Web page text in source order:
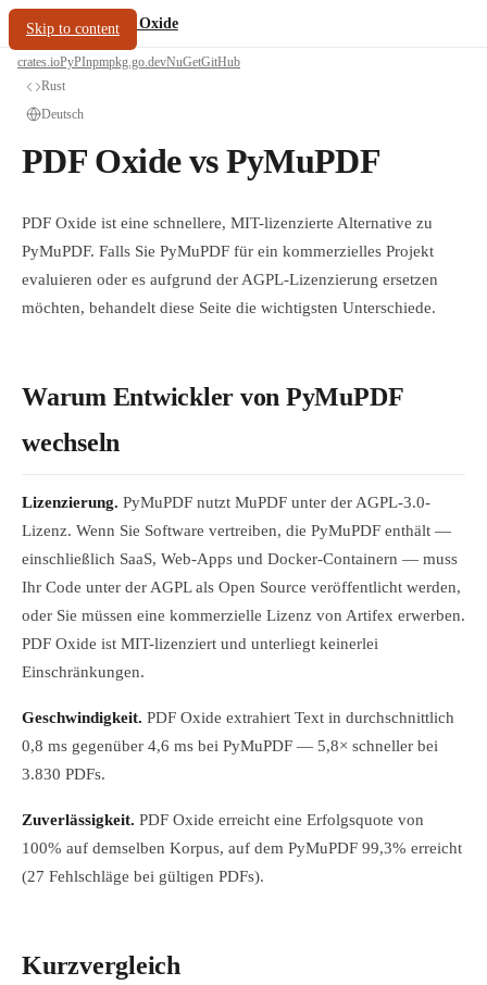
Skip to content
oxide.fyi/PDF Oxide
crates.ioPyPInpmpkg.go.devNuGetGitHub
Rust
Deutsch
PDF Oxide vs PyMuPDF
PDF Oxide ist eine schnellere, MIT-lizenzierte Alternative zu
PyMuPDF. Falls Sie PyMuPDF für ein kommerzielles Projekt
evaluieren oder es aufgrund der AGPL-Lizenzierung ersetzen
möchten, behandelt diese Seite die wichtigsten Unterschiede.
Warum Entwickler von PyMuPDF
wechseln
Lizenzierung. PyMuPDF nutzt MuPDF unter der AGPL-3.0-
Lizenz. Wenn Sie Software vertreiben, die PyMuPDF enthält —
einschließlich SaaS, Web-Apps und Docker-Containern — muss
Ihr Code unter der AGPL als Open Source veröffentlicht werden,
oder Sie müssen eine kommerzielle Lizenz von Artifex erwerben.
PDF Oxide ist MIT-lizenziert und unterliegt keinerlei
Einschränkungen.
Geschwindigkeit. PDF Oxide extrahiert Text in durchschnittlich
0,8 ms gegenüber 4,6 ms bei PyMuPDF — 5,8× schneller bei
3.830 PDFs.
Zuverlässigkeit. PDF Oxide erreicht eine Erfolgsquote von
100% auf demselben Korpus, auf dem PyMuPDF 99,3% erreicht
(27 Fehlschläge bei gültigen PDFs).
Kurzvergleich